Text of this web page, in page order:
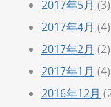
2017年5月 (3)
2017年4月 (4)
2017年2月 (2)
2017年1月 (4)
2016年12月